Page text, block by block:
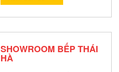
SHOWROOM BẾP THÁI
HÀ